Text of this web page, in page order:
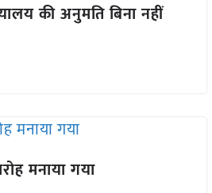
की अनुमति बिना नहीं
मनाया गया